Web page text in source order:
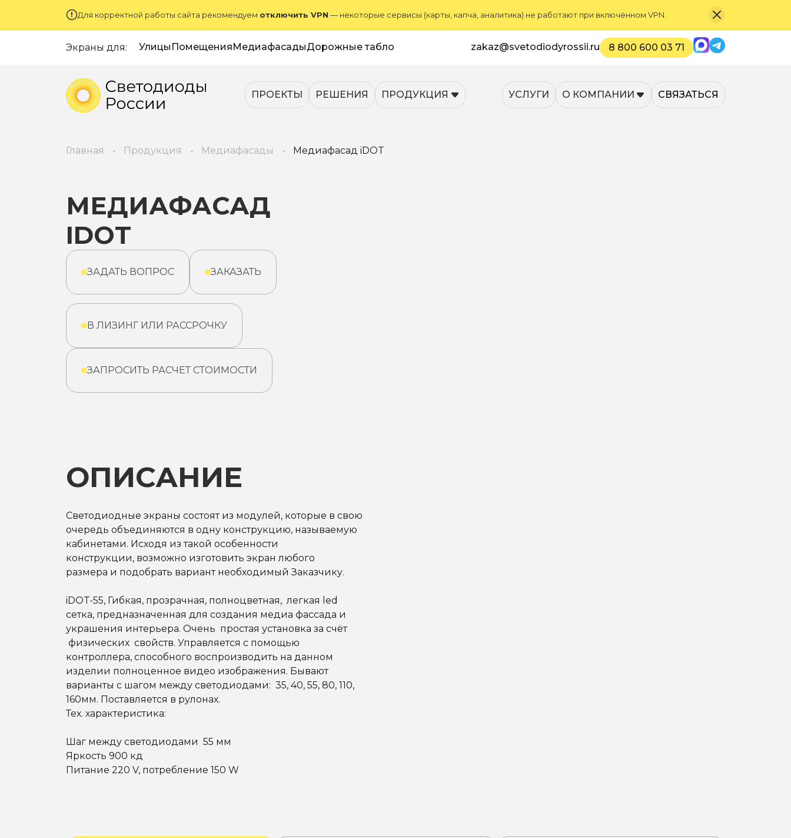
Для корректной работы сайта рекомендуем отключить VPN — некоторые сервисы (карты, капча, аналитика) не работают при включённом VPN.
Экраны для: Улицы ПомещенияМедиафасадыДорожные табло zakaz@svetodiodyrossii.ru 8 800 600 03 71 MaxTelegram
ПРОЕКТЫ РЕШЕНИЯ ПРОДУКЦИЯ УСЛУГИ О КОМПАНИИ СВЯЗАТЬСЯ
Главная Продукция Медиафасады Медиафасад iDOT
МЕДИАФАСАД
IDOT
ЗАДАТЬ ВОПРОС ЗАКАЗАТЬ
В ЛИЗИНГ ИЛИ РАССРОЧКУ
ЗАПРОСИТЬ РАСЧЕТ СТОИМОСТИ
ОПИСАНИЕ
Светодиодные экраны состоят из модулей, которые в свою
очередь объединяются в одну конструкцию, называемую
кабинетами. Исходя из такой особенности
конструкции, возможно изготовить экран любого
размера и подобрать вариант необходимый Заказчику.
iDOT-55, Гибкая, прозрачная, полноцветная, легкая led
сетка, предназначенная для создания медиа фассада и
украшения интерьера. Очень простая установка за счёт
физических свойств. Управляется с помощью
контроллера, способного воспроизводить на данном
изделии полноценное видео изображения. Бывают
варианты с шагом между светодиодами: 35, 40, 55, 80, 110,
160мм. Поставляется в рулонах.
Тех. характеристика:
Шаг между светодиодами 55 мм
Яркость 900 кд
Питание 220 V, потребление 150 W